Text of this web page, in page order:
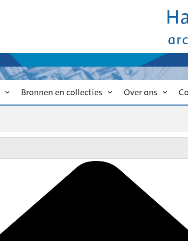
Bronnen en collecties Over ons